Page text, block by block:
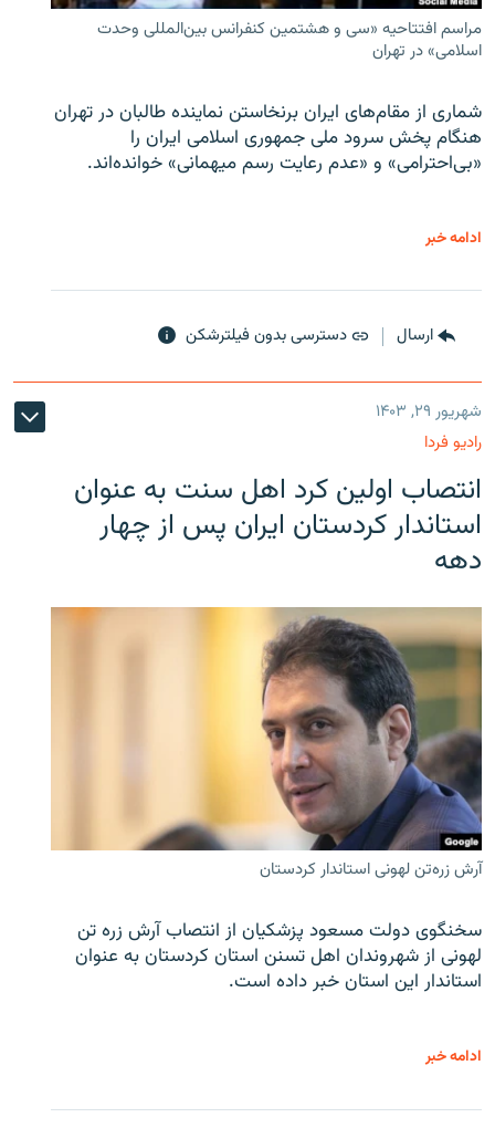
مراسم افتتاحیه «سی و هشتمین کنفرانس بین‌المللی وحدت
اسلامی» در تهران
شماری از مقام‌های ایران برنخاستن نماینده طالبان در تهران
هنگام پخش سرود ملی جمهوری اسلامی ایران را
«بی‌احترامی» و «عدم رعایت رسم میهمانی» خوانده‌اند.
ادامه خبر
ارسال دسترسی بدون فیلترشکن
شهریور ۲۹, ۱۴۰۳
رادیو فردا
انتصاب اولین کرد اهل سنت به عنوان
استاندار کردستان ایران پس از چهار
دهه
آرش زره‌تن لهونی استاندار کردستان
سخنگوی دولت مسعود پزشکیان از انتصاب آرش زره تن
لهونی از شهروندان اهل تسنن استان کردستان به عنوان
استاندار این استان خبر داده است.
ادامه خبر